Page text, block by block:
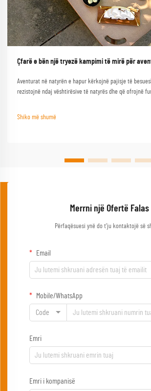
Çfarë e bën një tryezë kampimi të mirë për
Aventurat në natyrën e hapur kërkojnë pajisje të
rezistojnë ndaj vështirësive të natyrës dhe që ofrojnë
Shiko më shumë
Merrni një Ofertë Falas
Përfaqësuesi ynë do t'ju kontaktojë së
Email
Mobile/WhatsApp
Code
Emri
Emri i kompanisë